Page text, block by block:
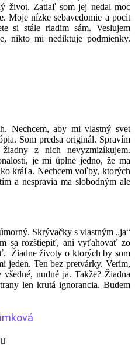
život. Zatiaľ som jej nedal moc
Moje nízke sebavedomie a pocit
si stále riadim sám. Veslujem
nikto mi nediktuje podmienky.
Nechcem, aby mi vlastný svet
Som predsa originál. Spravím
z nich nevyzmizíkujem.
je mi úplne jedno, že ma
kráľa. Nechcem voľby, ktorých
a nespravia ma slobodným ale
Skrývačky s vlastným „ja“
sa rozštiepiť, ani vyťahovať zo
Žiadne životy o ktorých by som
jeden. Ten bez pretvárky. Verím,
nudné ja. Takže? Žiadna
len krutá ignorancia. Budem